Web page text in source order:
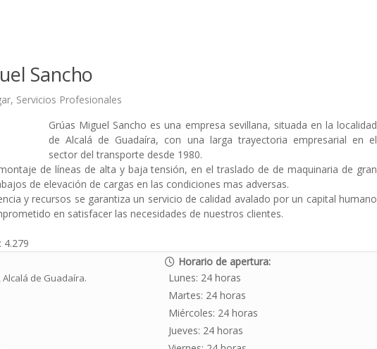
Sancho
, Servicios Profesionales
Grúas Miguel Sancho es una empresa sevillana, situada en la localidad
de Alcalá de Guadaíra, con una larga trayectoria empresarial en el
sector del transporte desde 1980.
de líneas de alta y baja tensión, en el traslado de de maquinaria de gran
de elevación de cargas en las condiciones mas adversas.
y recursos se garantiza un servicio de calidad avalado por un capital humano
en satisfacer las necesidades de nuestros clientes.
4.279
,Alcalá de Guadaíra.
Horario de apertura:
Lunes: 24 horas
Martes: 24 horas
Miércoles: 24 horas
Jueves: 24 horas